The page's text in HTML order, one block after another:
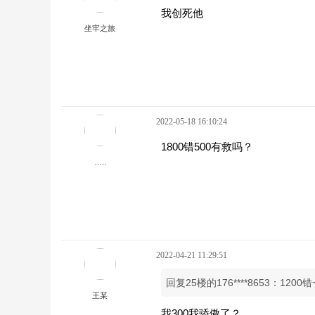
坐牢之旅
我创死他
2022-05-18 16:10:24
1800错500有救吗？
王某
2022-04-21 11:29:51
回复25楼的176****8653：1200